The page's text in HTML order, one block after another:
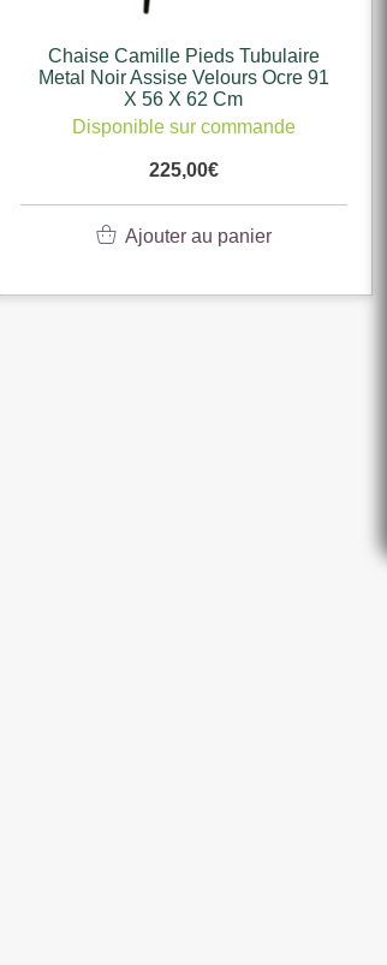
Chaise Camille Pieds Tubulaire
Metal Noir Assise Velours Ocre 91
X 56 X 62 Cm
Disponible sur commande
225,00€
Ajouter au panier